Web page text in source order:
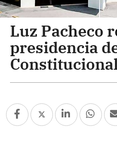
Luz Pacheco
presidencia